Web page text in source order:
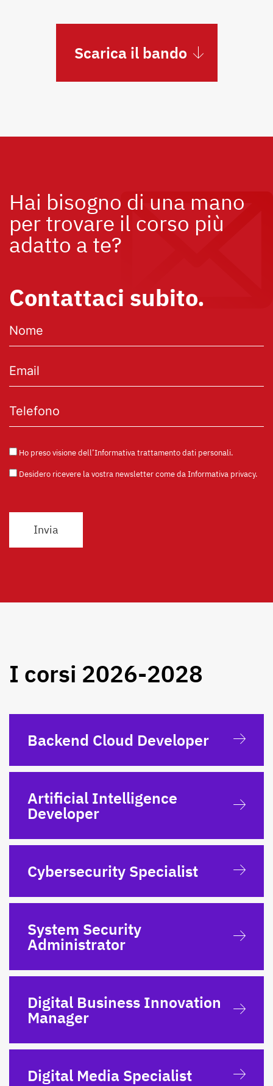
Scarica il bando
Hai bisogno di una mano
per trovare il corso più
adatto a te?
Contattaci subito.
Ho preso visione dell’Informativa trattamento dati personali.
Desidero ricevere la vostra newsletter come daInformativa privacy.
I corsi 2026-2028
Backend Cloud Developer
Artificial Intelligence
Developer
Cybersecurity Specialist
System Security
Administrator
Digital Business Innovation
Manager
Digital Media Specialist